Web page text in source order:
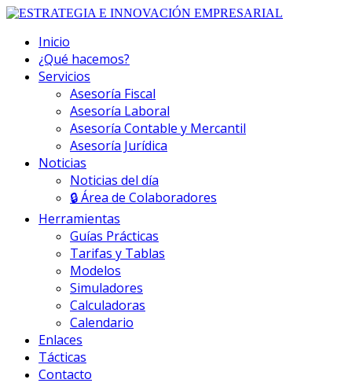
Inicio
¿Qué hacemos?
Servicios
Asesoría Fiscal
Asesoría Laboral
Asesoría Contable y Mercantil
Asesoría Jurídica
Noticias
Noticias del día
🔒 Área de Colaboradores
Herramientas
Guías Prácticas
Tarifas y Tablas
Modelos
Simuladores
Calculadoras
Calendario
Enlaces
Tácticas
Contacto